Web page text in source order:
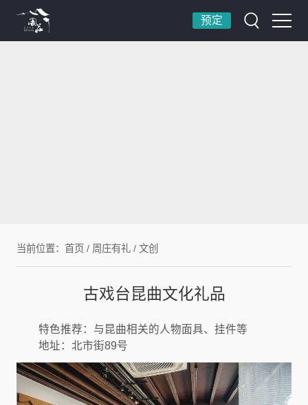
预定
当前位置： 首页 / 周庄有礼 / 文创
古戏台昆曲文化礼品
特色推荐：与昆曲相关的人物面具、挂件等
地址：北市街89号